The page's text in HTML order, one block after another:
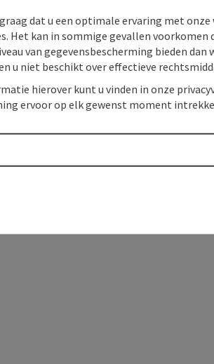
dat u een optimale ervaring met
Het kan in sommige gevallen voorkomen
van gegevensbescherming bieden
u niet beschikt over effectieve
hierover kunt u vinden in onze
ervoor op elk gewenst moment